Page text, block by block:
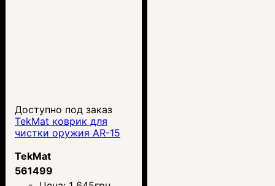
Доступно под заказ
TekMat коврик для
чистки оружия AR-15
TekMat
561499